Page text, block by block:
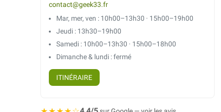
contact@geek33.fr
Mar, mer, ven : 10h00–13h30 · 15h00–19h00
Jeudi : 13h30–19h00
Samedi : 10h00–13h30 · 15h00–18h00
Dimanche & lundi : fermé
ITINÉRAIRE